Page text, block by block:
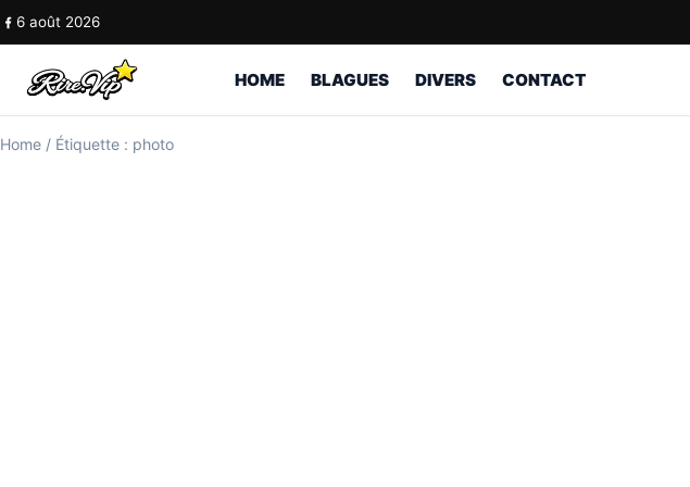
Skip to content
6 août 2026
HOME BLAGUES DIVERS CONTACT
Home / Étiquette : photo